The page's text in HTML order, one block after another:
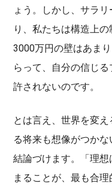
ょう。しかし、サラ
り、私たちは構造上
3000万円の壁はあま
らって、自分の信じ
許されないのです。
とは言え、世界を変
る将来も想像がつか
結論づけます。「理
まることが、最も合理